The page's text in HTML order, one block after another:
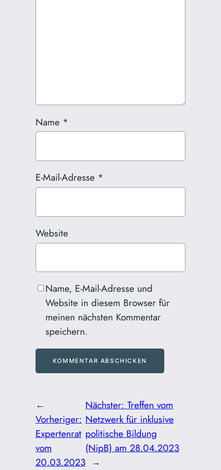
Name *
E-Mail-Adresse *
Website
Name, E-Mail-Adresse und
Website in diesem Browser für
meinen nächsten Kommentar
speichern.
←
Vorheriger:
Expertenrat
vom
20.03.2023
Nächster:Treffen vom
Netzwerk für inklusive
politische Bildung
(NipB) am 28.04.2023
→